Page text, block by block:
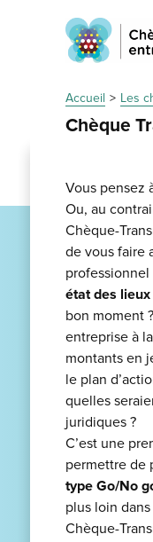
Accueil Les
Chèque
Vous pensez
Ou, au
Chèque-
de vous faire
professionnel
état des
bon moment
entreprise à
montants en
le plan
quelles
juridiques ?
C’est une
permettre de
type Go/No
plus loin
Chèque-